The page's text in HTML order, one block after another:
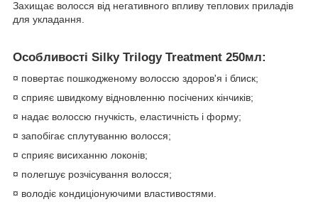
Захищає волосся від негативного впливу теплових приладів
для укладання.
Особливості Silky Trilogy Treatment 250мл:
¤ повертає пошкодженому волоссю здоров'я і блиск;
¤ сприяє швидкому відновленню посічених кінчиків;
¤ надає волоссю гнучкість, еластичність і форму;
¤ запобігає сплутуванню волосся;
¤ сприяє висиханню локонів;
¤ полегшує розчісування волосся;
¤ володіє кондиціонуючими властивостями.